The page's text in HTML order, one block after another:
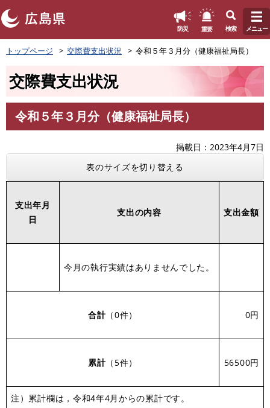
ペ
ー
頭
す
防災 重要 検索 メニュー
トップページ 交際費支出状況 令和５年３月分（健康福祉局長）
交際費支出状況
文
令和５年３月分（健康福祉局長）
掲載日
2023年4月7日
表のサイズを切り替える
支出年月
日
支出の内容 支出金額
今月の執行実績はありませんでした。
合計（0件） 0円
累計（5件） 56500円
注）累計欄は，令和4年4月からの累計です。